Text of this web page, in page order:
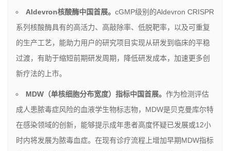
Aldevron核酸酶中国首展。 cGMP级别的Aldevron CRISPR
系列核酸酶具有的高活力、高敲除率、低脱靶率，以及可重复
的生产工艺，能助力用户的研究项目实现从研发到临床的平稳
过渡，有助于缩短前期研发周期，降低研发成本，加速更多创
新疗法的上市。
MDW （单核细胞分布宽度）指标中国首展。 作为检测评估
成人患脓毒症风险的血液学生物标志物，MDW是贝克曼库尔特
在感染领域的创新，能够提示成年患者高度怀疑已发展或12小
时内将发展为脓毒血症。在现有诊疗流程上增加早期MDW指标